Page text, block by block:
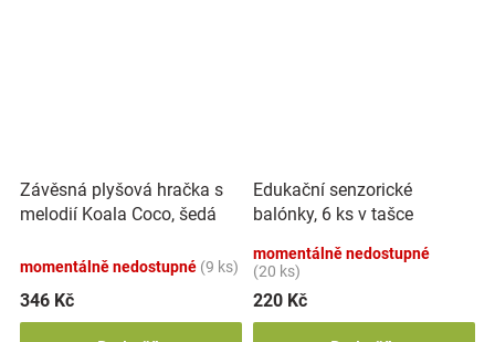
Závěsná plyšová hračka s
melodií Koala Coco, šedá
momentálně nedostupné (9 ks)
346 Kč
Edukační senzorické
balónky, 6 ks v tašce
momentálně nedostupné
(20 ks)
220 Kč